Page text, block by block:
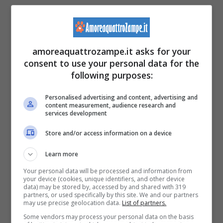
azienda di consulenza
servizi sanitari ma, il suo tempo libero, è
interamente dedicato agli animali. L’uomo ha
infatti deciso di trasferirsi in periferia e di
rendere la sua casa un vero e proprio rifugio
per gli animali bisognosi. Li ha salvati dai
boschi e dalle zone rurali dove è più difficile
sopravvivere.
LEGGI ANCHE >>>Un gatto e un maialino
migliori amici grazie alla fattoria “casalinga”
amoreaquattrozampe.it asks for your
consent to use your personal data for the
following purposes:
Personalised advertising and content, advertising and
content measurement, audience research and
services development
Store and/or access information on a device
Learn more
Your personal data will be processed and information from
your device (cookies, unique identifiers, and other device
data) may be stored by, accessed by and shared with 319
partners, or used specifically by this site. We and our partners
may use precise geolocation data. List of partners.
Some vendors may process your personal data on the basis